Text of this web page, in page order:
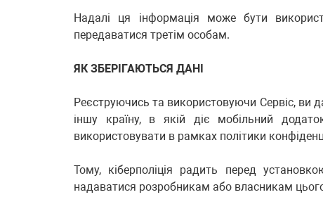
Надалі ця інформація може бути
передаватися третім особам.
ЯК ЗБЕРІГАЮТЬСЯ ДАНІ
Реєструючись та використовуючи Сервіс, ви
іншу країну, в якій діє мобільний
використовувати в рамках політики
Тому, кіберполіція радить перед
надаватися розробникам або власникам